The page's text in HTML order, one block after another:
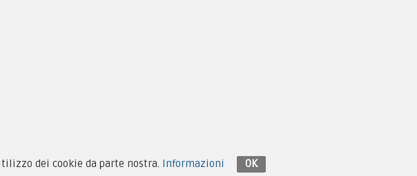
dei cookie da parte nostra. Informazioni OK